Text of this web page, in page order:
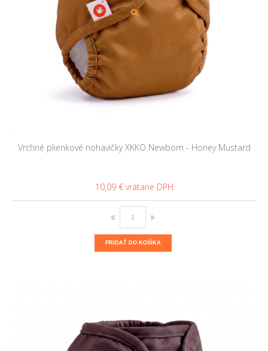
Vrchné plienkové nohavičky XKKO Newborn - Honey Mustard
10,09 €
PRIDAŤ DO KOŠÍKA